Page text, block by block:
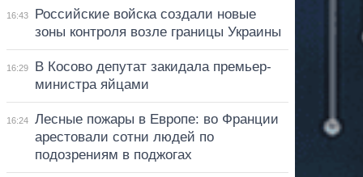
16:43
Российские войска создали новые
зоны контроля возле границы Украины
16:29
В Косово депутат закидала премьер-
министра яйцами
16:24
Лесные пожары в Европе: во Франции
арестовали сотни людей по
подозрениям в поджогах